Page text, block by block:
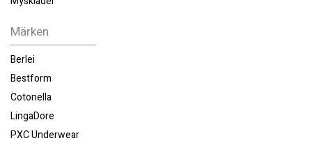
Märken
Berlei
Bestform
Cotonella
LingaDore
PXC Underwear